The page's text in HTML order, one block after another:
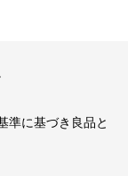
準に基づき良品と